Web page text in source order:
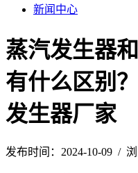
新闻中心
蒸汽发生器
有什么区别
发生器厂家
发布时间：2024-10-09 /